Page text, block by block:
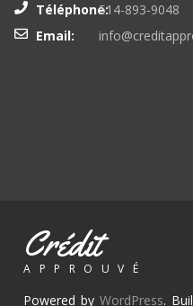
Téléphone:514-893-9048
Email:
Crédit
APPROUVÉ
Powered by WordPress.